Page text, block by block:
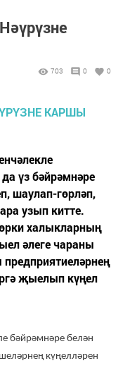
703 0 0
үз бәйрәмнәре
шаулап-гөрләп,
узып китте.
халыкларның
әлеге чараны
җыелып күңел
бәйрәмнәре белән
күңелләрен